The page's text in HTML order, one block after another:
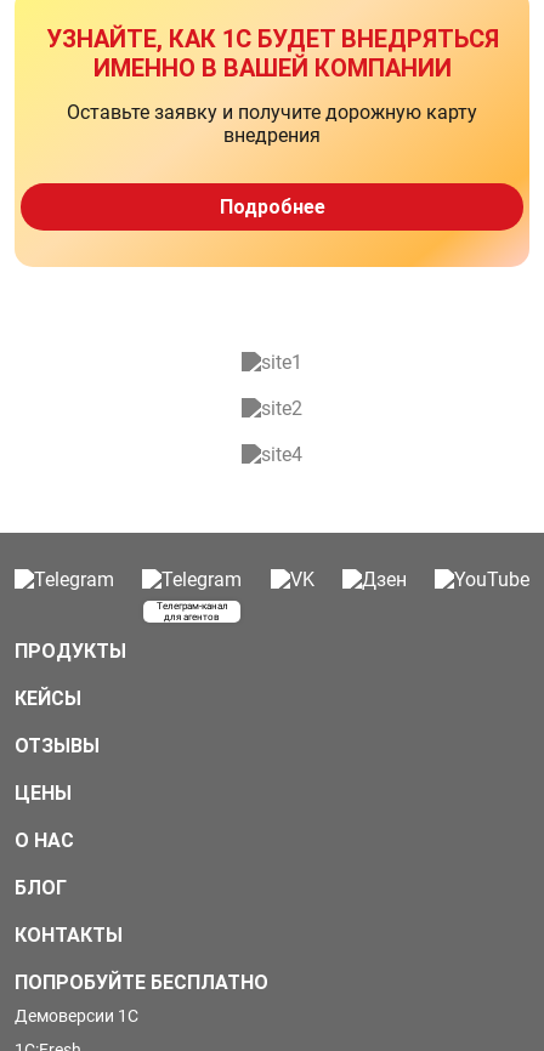
УЗНАЙТЕ, КАК 1С БУДЕТ ВНЕДРЯТЬСЯ
ИМЕННО В ВАШЕЙ КОМПАНИИ
Оставьте заявку и получите дорожную карту
внедрения
Подробнее
Телеграм-канал
для агентов
ПРОДУКТЫ
КЕЙСЫ
ОТЗЫВЫ
ЦЕНЫ
О НАС
БЛОГ
КОНТАКТЫ
ПОПРОБУЙТЕ БЕСПЛАТНО
Демоверсии 1С